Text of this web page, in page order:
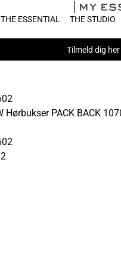
THE ESSENTIAL THE STUDIO
Tilmeld dig her